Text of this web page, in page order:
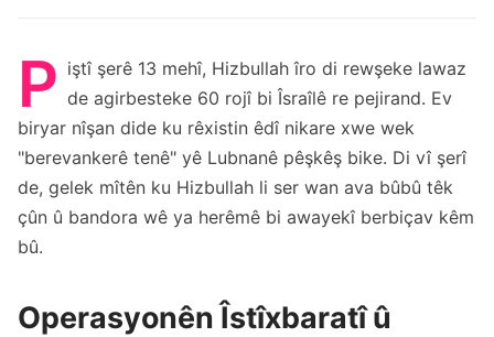
P iştî şerê 13 mehî, Hizbullah îro di rewşeke lawaz
de agirbesteke 60 rojî bi Îsraîlê re pejirand. Ev
biryar nîşan dide ku rêxistin êdî nikare xwe wek
"berevankerê tenê" yê Lubnanê pêşkêş bike. Di vî şerî
de, gelek mîtên ku Hizbullah li ser wan ava bûbû têk
çûn û bandora wê ya herêmê bi awayekî berbiçav kêm
bû.
Operasyonên Îstîxbaratî û